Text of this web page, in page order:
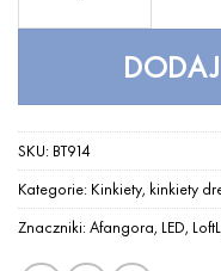
SKU: BT914
Kategorie: Kinkiety, kinkiety
Znaczniki: Afangora, LED,